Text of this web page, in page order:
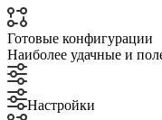
Готовые конфигурации
Наиболее удачные и
Настройки